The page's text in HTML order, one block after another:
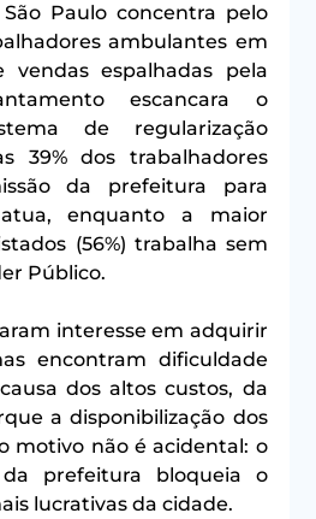
Paulo concentra pelo
ambulantes em
vendas espalhadas pela
escancara o
de regularização
39% dos trabalhadores
da prefeitura para
enquanto a maior
(56%) trabalha sem
Público.
interesse em adquirir
encontram dificuldade
dos altos custos, da
a disponibilização dos
motivo não é acidental: o
prefeitura bloqueia o
lucrativas da cidade.